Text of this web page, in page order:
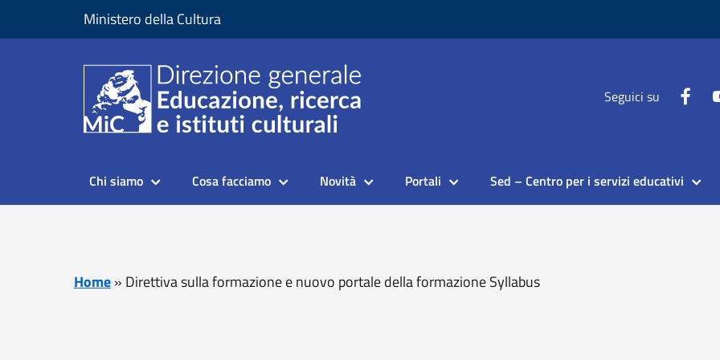
Vai al contenuto Vai al piede di pagina
Ministero della Cultura
Seguici su
Chi siamo Cosa facciamo Novità Portali Sed – Centro per i servizi educativi
Home» Direttiva sulla formazione e nuovo portale della formazione Syllabus